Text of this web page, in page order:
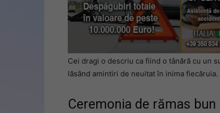
Cei dragi o descriu ca fiind o tânără cu un
lăsând amintiri de neuitat în inima fiecăruia.
Ceremonia de rămas bun